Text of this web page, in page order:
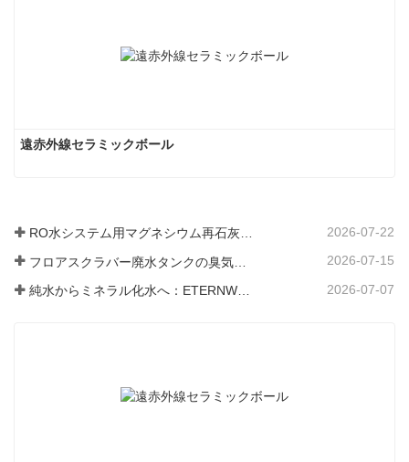
遠赤外線セラミックボール
RO水システム用マグネシウム再石灰化フィルター媒体 2026-07-22
2026-07-15
2026-07-07